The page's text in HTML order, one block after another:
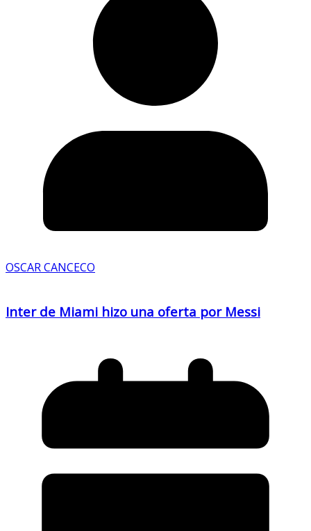
OSCAR CANCECO
Inter de Miami hizo una oferta por Messi